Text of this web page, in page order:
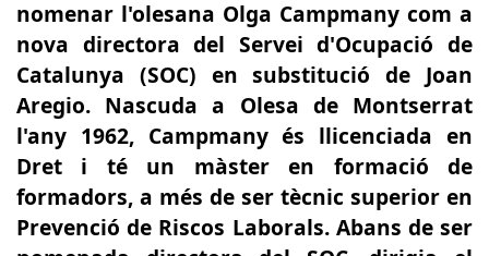
nomenar l'olesana Olga Campmany com a
nova directora del Servei d'Ocupació de
Catalunya (SOC) en substitució de Joan
Aregio. Nascuda a Olesa de Montserrat
l'any 1962, Campmany és llicenciada en
Dret i té un màster en formació de
formadors, a més de ser tècnic superior en
Prevenció de Riscos Laborals. Abans de ser